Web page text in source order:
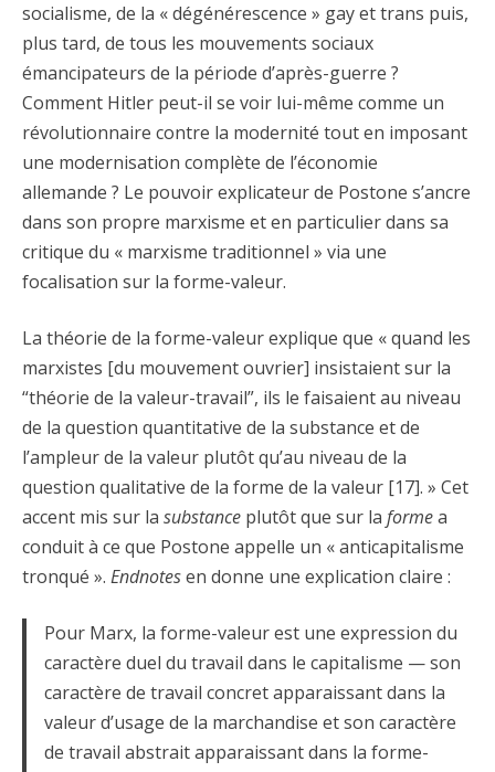
socialisme, de la « dégénérescence » gay et trans puis,
plus tard, de tous les mouvements sociaux
émancipateurs de la période d’après-guerre ?
Comment Hitler peut-il se voir lui-même comme un
révolutionnaire contre la modernité tout en imposant
une modernisation complète de l’économie
allemande ? Le pouvoir explicateur de Postone s’ancre
dans son propre marxisme et en particulier dans sa
critique du « marxisme traditionnel » via une
focalisation sur la forme-valeur.
La théorie de la forme-valeur explique que « quand les
marxistes [du mouvement ouvrier] insistaient sur la
“théorie de la valeur-travail”, ils le faisaient au niveau
de la question quantitative de la substance et de
l’ampleur de la valeur plutôt qu’au niveau de la
question qualitative de la forme de la valeur [17]. » Cet
accent mis sur la substance plutôt que sur la formea
conduit à ce que Postone appelle un « anticapitalisme
tronqué ». Endnotesen donne une explication claire :
Pour Marx, la forme-valeur est une expression du
caractère duel du travail dans le capitalisme — son
caractère de travail concret apparaissant dans la
valeur d’usage de la marchandise et son caractère
de travail abstrait apparaissant dans la forme-